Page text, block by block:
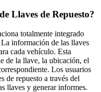
Llaves de Repuesto?
totalmente integrado
La información de las llaves
cada vehículo. Esta
de la llave, la ubicación, el
Los usuarios
de repuesto a través del
llaves y generar informes.